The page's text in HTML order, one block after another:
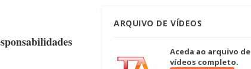
ARQUIVO DE VÍDEOS
Aceda ao arquivo de
vídeos completo.